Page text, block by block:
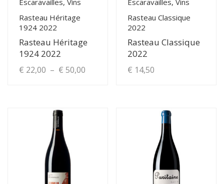
Rasteau Héritage
1924 2022
Rasteau Héritage
1924 2022
€ 22,00 – € 50,00
Rasteau Classique
2022
Rasteau Classique
2022
€ 14,50